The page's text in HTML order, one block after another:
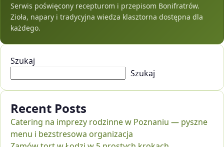
Serwis poświęcony recepturom i przepisom Bonifratrów.
Zioła, napary i tradycyjna wiedza klasztorna dostępna dla
każdego.
Szukaj
Szukaj
Recent Posts
Catering na imprezy rodzinne w Poznaniu — pyszne
menu i bezstresowa organizacja